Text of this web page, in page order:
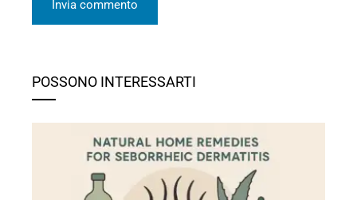
POSSONO INTERESSARTI